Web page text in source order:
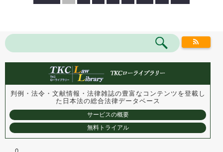
判例・法令・文献情報・法律雑誌の豊富なコンテンツを登載し
た 日本法の総合法律データベース
サービスの概要
無料トライアル